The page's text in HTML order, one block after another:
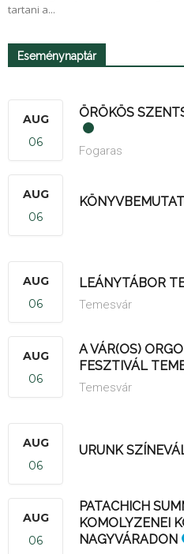
tartani a...
Eseménynaptár
AUG
06
ÖRÖKÖS
Fogaras
AUG
06
AUG
06
LEÁNYTÁBOR
Temesvár
AUG
06
A VÁR(OS)
FESZTIVÁL
Temesvár
AUG
06
URUNK
AUG
06
PATACHICH
KOMOLYZENEI
NAGYVÁRADON